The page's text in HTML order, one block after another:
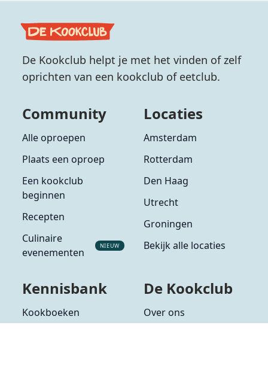
De Kookclub helpt je met het vinden of zelf
oprichten van een kookclub of eetclub.
Community
Alle oproepen
Plaats een oproep
Een kookclub
beginnen
Recepten
Culinaire
evenementen
NIEUW
Locaties
Amsterdam
Rotterdam
Den Haag
Utrecht
Groningen
Bekijk alle locaties
Kennisbank
Kookboeken
De Kookclub
Over ons